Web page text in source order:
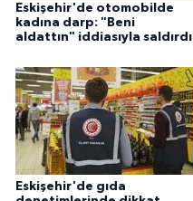
Eskişehir'de otomobilde
kadına darp: "Beni
aldattın" iddiasıyla saldırdı
Eskişehir'de gıda